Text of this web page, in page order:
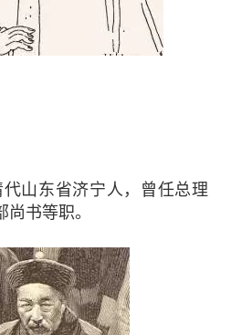
代山东省济宁人，曾任总理
书等职。